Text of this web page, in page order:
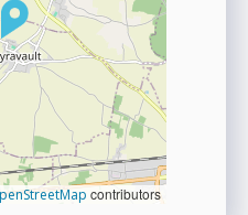
contributors